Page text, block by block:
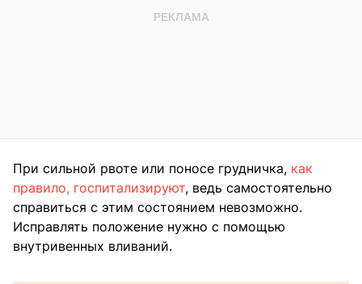
При сильной рвоте или поносе грудничка, как
правило, госпитализируют, ведь самостоятельно
справиться с этим состоянием невозможно.
Исправлять положение нужно с помощью
внутривенных вливаний.